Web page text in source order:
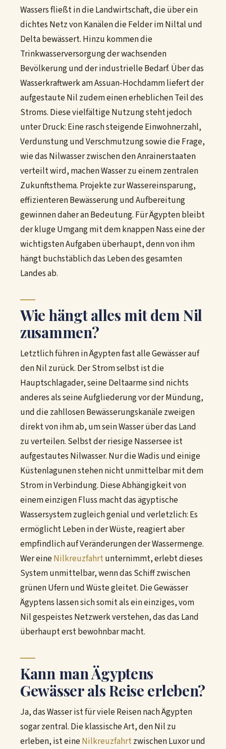
Wassers fließt in die Landwirtschaft, die über ein
dichtes Netz von Kanälen die Felder im Niltal und
Delta bewässert. Hinzu kommen die
Trinkwasserversorgung der wachsenden
Bevölkerung und der industrielle Bedarf. Über das
Wasserkraftwerk am Assuan-Hochdamm liefert der
aufgestaute Nil zudem einen erheblichen Teil des
Stroms. Diese vielfältige Nutzung steht jedoch
unter Druck: Eine rasch steigende Einwohnerzahl,
Verdunstung und Verschmutzung sowie die Frage,
wie das Nilwasser zwischen den Anrainerstaaten
verteilt wird, machen Wasser zu einem zentralen
Zukunftsthema. Projekte zur Wassereinsparung,
effizienteren Bewässerung und Aufbereitung
gewinnen daher an Bedeutung. Für Ägypten bleibt
der kluge Umgang mit dem knappen Nass eine der
wichtigsten Aufgaben überhaupt, denn von ihm
hängt buchstäblich das Leben des gesamten
Landes ab.
Wie hängt alles mit dem Nil
zusammen?
Letztlich führen in Ägypten fast alle Gewässer auf
den Nil zurück. Der Strom selbst ist die
Hauptschlagader, seine Deltaarme sind nichts
anderes als seine Aufgliederung vor der Mündung,
und die zahllosen Bewässerungskanäle zweigen
direkt von ihm ab, um sein Wasser über das Land
zu verteilen. Selbst der riesige Nassersee ist
aufgestautes Nilwasser. Nur die Wadis und einige
Küstenlagunen stehen nicht unmittelbar mit dem
Strom in Verbindung. Diese Abhängigkeit von
einem einzigen Fluss macht das ägyptische
Wassersystem zugleich genial und verletzlich: Es
ermöglicht Leben in der Wüste, reagiert aber
empfindlich auf Veränderungen der Wassermenge.
Wer eineNilkreuzfahrtunternimmt, erlebt dieses
System unmittelbar, wenn das Schiff zwischen
grünen Ufern und Wüste gleitet. Die Gewässer
Ägyptens lassen sich somit als ein einziges, vom
Nil gespeistes Netzwerk verstehen, das das Land
überhaupt erst bewohnbar macht.
Kann man Ägyptens
Gewässer als Reise erleben?
Ja, das Wasser ist für viele Reisen nach Ägypten
sogar zentral. Die klassische Art, den Nil zu
erleben, ist eineNilkreuzfahrtzwischen Luxor und